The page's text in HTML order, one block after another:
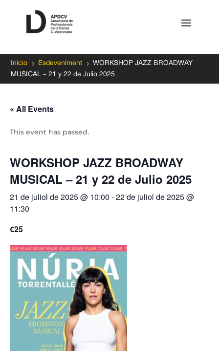
Inicio 5 Esdeveniment 5
WORKSHOP JAZZ BROADWAY
MUSICAL – 21 y 22 de Julio 2025
« All Events
This event has passed.
WORKSHOP JAZZ BROADWAY
MUSICAL – 21 y 22 de Julio 2025
21 de juliol de 2025 @ 10:00 -22 de juliol de 2025 @
11:30
€25